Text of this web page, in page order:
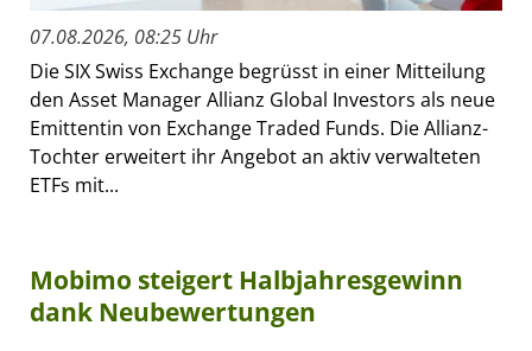
07.08.2026, 08:25 Uhr
Die SIX Swiss Exchange begrüsst in einer Mitteilung
den Asset Manager Allianz Global Investors als neue
Emittentin von Exchange Traded Funds. Die Allianz-
Tochter erweitert ihr Angebot an aktiv verwalteten
ETFs mit...
Mobimo steigert Halbjahresgewinn
dank Neubewertungen